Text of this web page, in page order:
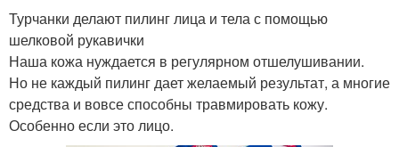
Турчанки делают пилинг лица и тела с помощью
шелковой рукавички
Наша кожа нуждается в регулярном отшелушивании.
Но не каждый пилинг дает желаемый результат, а многие
средства и вовсе способны травмировать кожу.
Особенно если это лицо.